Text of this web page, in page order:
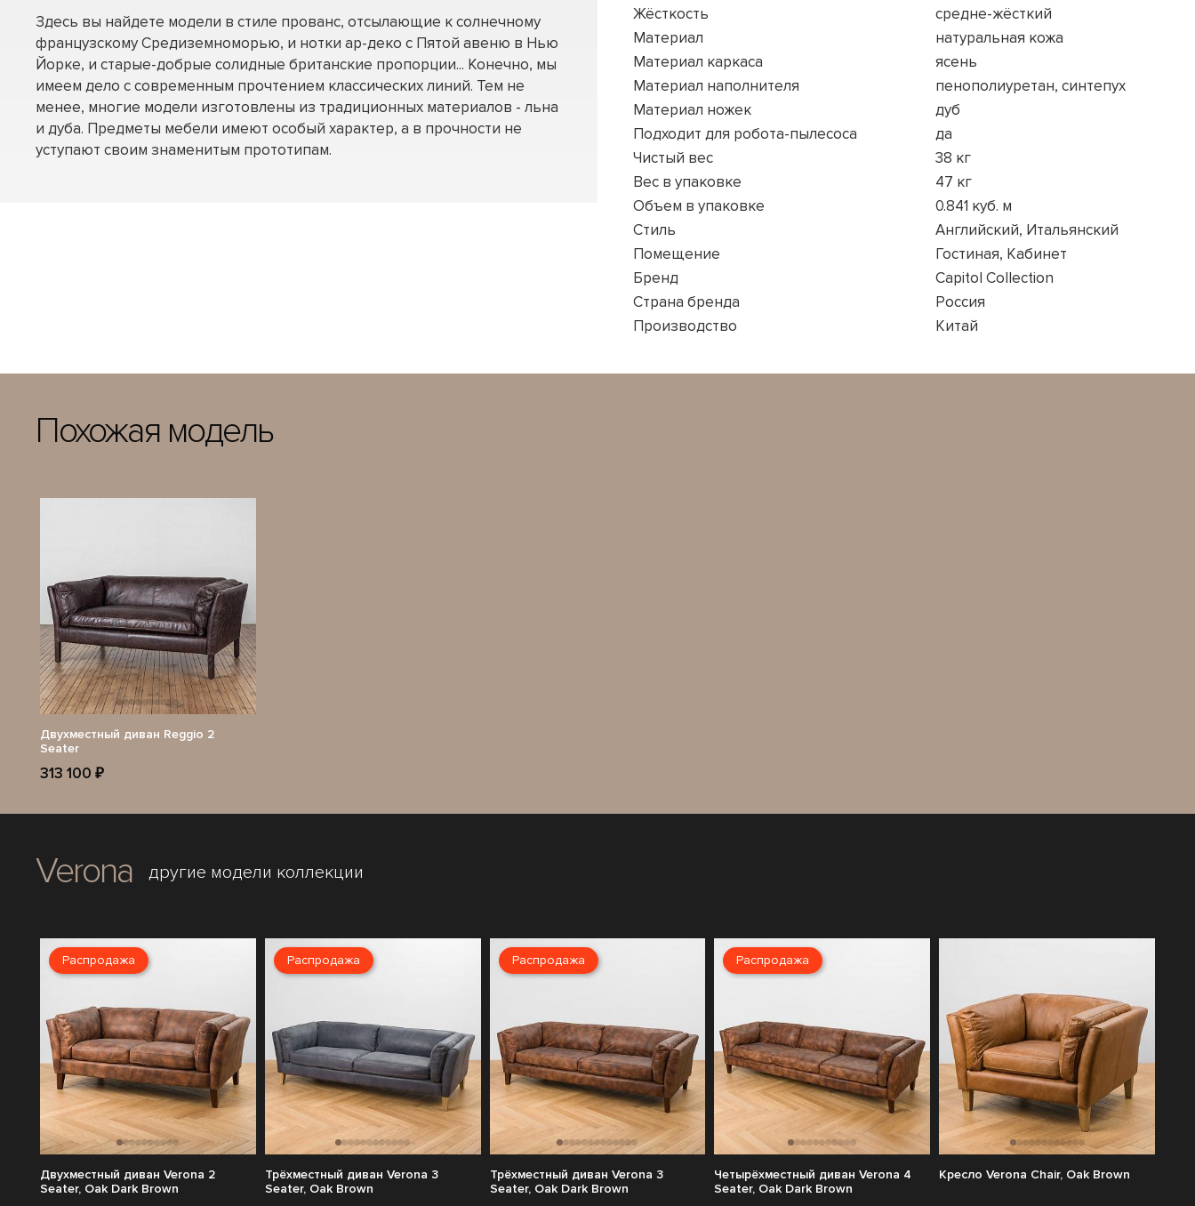
Здесь вы найдете модели в стиле прованс, отсылающие к солнечному
французскому Средиземноморью, и нотки ар-деко с Пятой авеню в Нью
Йорке, и старые-добрые солидные британские пропорции... Конечно, мы
имеем дело с современным прочтением классических линий. Тем не
менее, многие модели изготовлены из традиционных материалов - льна
и дуба. Предметы мебели имеют особый характер, а в прочности не
уступают своим знаменитым прототипам.
Жёсткость
средне-жёсткий
Материал
натуральная кожа
Материал каркаса
ясень
Материал наполнителя
пенополиуретан, синтепух
Материал ножек
дуб
Подходит для робота-пылесоса
да
Чистый вес
38 кг
Вес в упаковке
47 кг
Объем в упаковке
0.841 куб. м
Стиль
Английский, Итальянский
Помещение
Гостиная, Кабинет
Бренд
Capitol Collection
Страна бренда
Россия
Производство
Китай
Похожая модель
Двухместный диван Reggio 2
Seater
313 100 ₽
Verona другие модели коллекции
Распродажа
Двухместный диван Verona 2
Seater, Oak Dark Brown
Распродажа
Трёхместный диван Verona 3
Seater, Oak Brown
Распродажа
Трёхместный диван Verona 3
Seater, Oak Dark Brown
Распродажа
Четырёхместный диван Verona 4
Seater, Oak Dark Brown
Кресло Verona Chair, Oak Brown